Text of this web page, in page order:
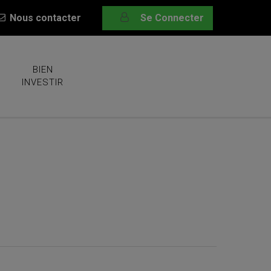
Nous contacter Se Connecter
BIEN
INVESTIR